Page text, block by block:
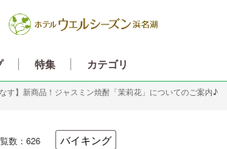
特集 カテゴリ
なす】新商品！ジャスミン焼酎「茉莉花」についてのご案内♪
数：626 バイキング